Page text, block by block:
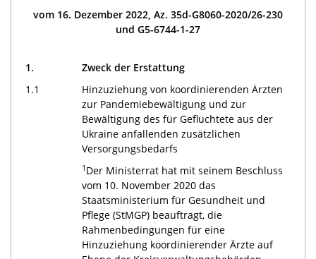
vom 16. Dezember 2022, Az. 35d-G8060-2020/26-230
und G5-6744-1-27
1.
Zweck der Erstattung
1.1
Hinzuziehung von koordinierenden Ärzten
zur Pandemiebewältigung und zur
Bewältigung des für Geflüchtete aus der
Ukraine anfallenden zusätzlichen
Versorgungsbedarfs
1 Der Ministerrat hat mit seinem Beschluss
vom 10. November 2020 das
Staatsministerium für Gesundheit und
Pflege (StMGP) beauftragt, die
Rahmenbedingungen für eine
Hinzuziehung koordinierender Ärzte auf